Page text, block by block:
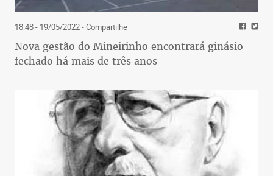
18:48 - 19/05/2022- Compartilhe
Nova gestão do Mineirinho encontrará ginásio
fechado há mais de três anos